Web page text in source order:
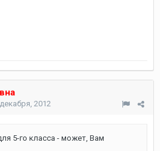
2012
5-го класса - может, Вам